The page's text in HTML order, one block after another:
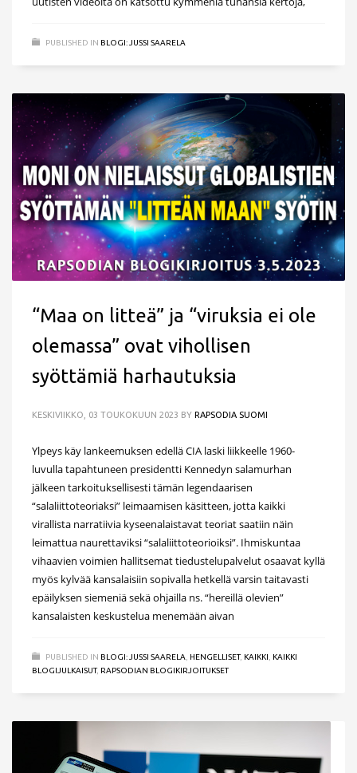
PUBLISHED IN BLOGI: JUSSI SAARELA
“Maa on litteä” ja “viruksia ei ole
olemassa” ovat vihollisen
syöttämiä harhautuksia
KESKIVIIKKO, 03 TOUKOKUUN 2023 BY RAPSODIA SUOMI
Ylpeys käy lankeemuksen edellä CIA laski liikkeelle 1960-
luvulla tapahtuneen presidentti Kennedyn salamurhan
jälkeen tarkoituksellisesti tämän legendaarisen
“salaliittoteoriaksi” leimaamisen käsitteen, jotta kaikki
virallista narratiivia kyseenalaistavat teoriat saatiin näin
leimattua naurettaviksi “salaliittoteorioiksi”. Ihmiskuntaa
vihaavien voimien hallitsemat tiedustelupalvelut osaavat kyllä
myös kylvää kansalaisiin sopivalla hetkellä varsin taitavasti
epäilyksen siemeniä sekä ohjailla ns. “hereillä olevien”
kansalaisten keskustelua menemään aivan
PUBLISHED IN BLOGI: JUSSI SAARELA HENGELLISET, KAIKKI
KAIKKI
BLOGIJULKAISUT, RAPSODIAN BLOGIKIRJOITUKSET